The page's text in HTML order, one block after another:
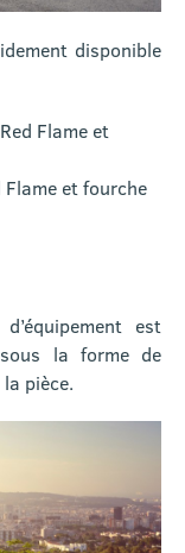
disponible
Flame et
et fourche
est
la forme de
pièce.